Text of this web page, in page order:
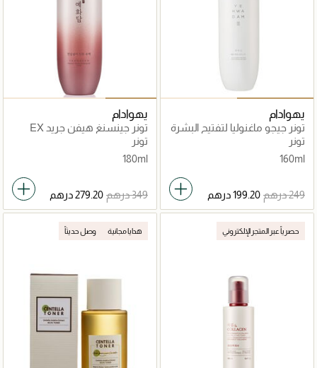
يهوادام
تونر جيجو ماغنوليا لتفتيح البشرة
تونر
160ml
يهوادام
تونر جينسنغ هيفن جريد EX
تونر
180ml
حصرياً عبر المتجر الإلكتروني هدايا مجانية وصل حديثاً